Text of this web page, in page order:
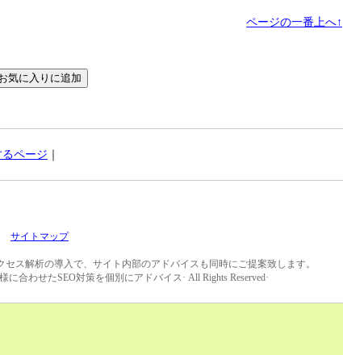
ページの一番上へ↑
ページ ｜
サイトマップ
ス解析の導入で、サイト内部のアドバイスも同時にご提案致します。
合わせたSEO対策を個別にアドバイス· All Rights Reserved·